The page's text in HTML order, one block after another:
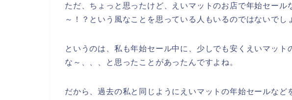
ただ、ちょっと思ったけど、えいマットのお店で年始セール
～！？という風なことを思っている人もいるのではないでし
というのは、私も年始セール中に、少しでも安くえいマット
な～、、、と思ったことがあったんですよね。
だから、過去の私と同じようにえいマットの年始セールなど